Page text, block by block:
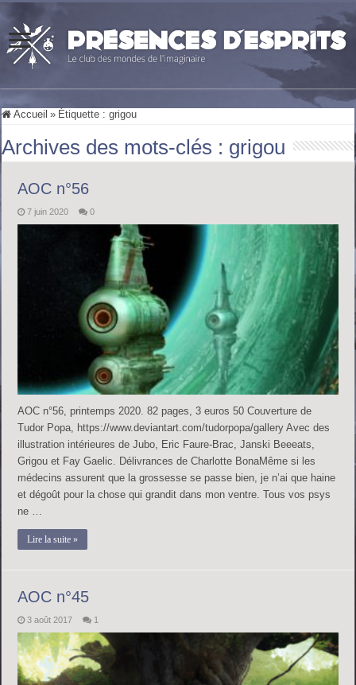
Accueil » Étiquette :grigou
Archives des mots-clés : grigou
AOC n°56
7 juin 2020 0
AOC n°56, printemps 2020. 82 pages, 3 euros 50 Couverture de
Tudor Popa, https://www.deviantart.com/tudorpopa/gallery Avec des
illustration intérieures de Jubo, Eric Faure-Brac, Janski Beeeats,
Grigou et Fay Gaelic. Délivrances de Charlotte BonaMême si les
médecins assurent que la grossesse se passe bien, je n’ai que haine
et dégoût pour la chose qui grandit dans mon ventre. Tous vos psys
ne …
Lire la suite »
AOC n°45
3 août 2017 1